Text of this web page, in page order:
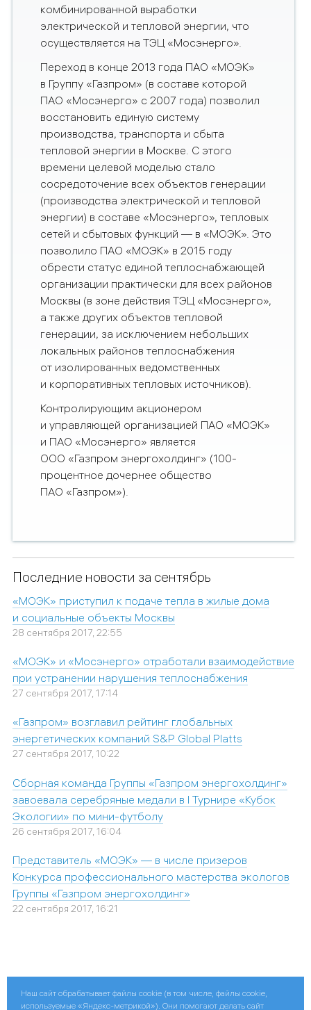
комбинированной выработки
электрической и тепловой энергии, что
осуществляется на ТЭЦ «Мосэнерго».
Переход в конце 2013 года ПАО «МОЭК»
в Группу «Газпром» (в составе которой
ПАО «Мосэнерго» с 2007 года) позволил
восстановить единую систему
производства, транспорта и сбыта
тепловой энергии в Москве. С этого
времени целевой моделью стало
сосредоточение всех объектов генерации
(производства электрической и тепловой
энергии) в составе «Мосэнерго», тепловых
сетей и сбытовых функций — в «МОЭК». Это
позволило ПАО «МОЭК» в 2015 году
обрести статус единой теплоснабжающей
организации практически для всех районов
Москвы (в зоне действия ТЭЦ «Мосэнерго»,
а также других объектов тепловой
генерации, за исключением небольших
локальных районов теплоснабжения
от изолированных ведомственных
и корпоративных тепловых источников).
Контролирующим акционером
и управляющей организацией ПАО «МОЭК»
и ПАО «Мосэнерго» является
ООО «Газпром энергохолдинг» (100-
процентное дочернее общество
ПАО «Газпром»).
Последние новости за сентябрь
«МОЭК» приступил к подаче тепла в жилые дома
и социальные объекты Москвы
28 сентября 2017, 22:55
«МОЭК» и «Мосэнерго» отработали взаимодействие
при устранении нарушения теплоснабжения
27 сентября 2017, 17:14
«Газпром» возглавил рейтинг глобальных
энергетических компаний S&P Global Platts
27 сентября 2017, 10:22
Сборная команда Группы «Газпром энергохолдинг»
завоевала серебряные медали в I Турнире «Кубок
Экологии» по мини-футболу
26 сентября 2017, 16:04
Представитель «МОЭК» — в числе призеров
Конкурса профессионального мастерства экологов
Группы «Газпром энергохолдинг»
22 сентября 2017, 16:21
Поделиться:
Наш сайт обрабатывает файлы cookie (в том числе, файлы cookie,
используемые «Яндекс-метрикой»). Они помогают делать сайт